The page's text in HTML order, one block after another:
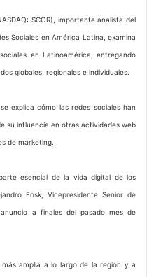
SCOR), importante analista del
Sociales en América Latina, examina
en Latinoamérica, entregando
globales, regionales e individuales.
explica cómo las redes sociales han
su influencia en otras actividades web
de marketing.
esencial de la vida digital de los
Fosk, Vicepresidente Senior de
a finales del pasado mes de
amplia a lo largo de la región y a